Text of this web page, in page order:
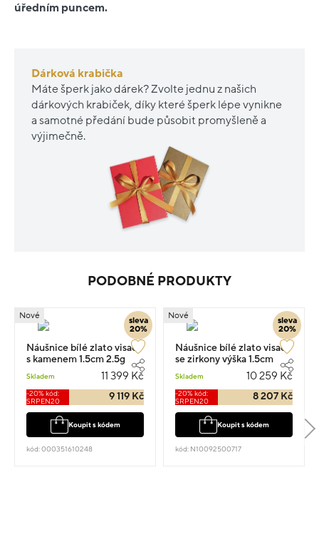
úředním puncem.
Dárková krabička
Máte šperk jako dárek? Zvolte jednu z našich
dárkových krabiček, díky které šperk lépe vynikne
a samotné předání bude působit promyšleně a
výjimečně.
PODOBNÉ PRODUKTY
sleva
20%
Nové
Náušnice bílé zlato visací
s kamenem 1.5cm 2.5g
Skladem 11 399 Kč
-20% kód:
SRPEN20
9 119 Kč
Koupit s kódem
kód: 000351610248
sleva
20%
Nové
Náušnice bílé zlato visací
se zirkony výška 1.5cm
Skladem 10 259 Kč
-20% kód:
SRPEN20
8 207 Kč
Koupit s kódem
kód: N10092500717